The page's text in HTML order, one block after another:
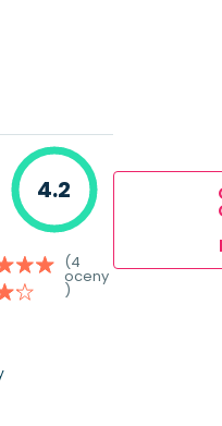
4.2
(4
oceny
)